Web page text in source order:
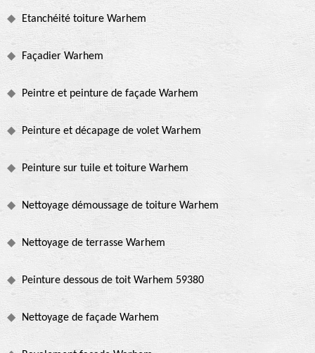
Etanchéité toiture Warhem
Façadier Warhem
Peintre et peinture de façade Warhem
Peinture et décapage de volet Warhem
Peinture sur tuile et toiture Warhem
Nettoyage démoussage de toiture Warhem
Nettoyage de terrasse Warhem
Peinture dessous de toit Warhem 59380
Nettoyage de façade Warhem